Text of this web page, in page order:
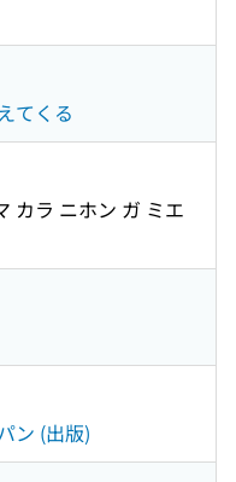
てくる
カラ ニホン ガ ミエ
ン (出版)